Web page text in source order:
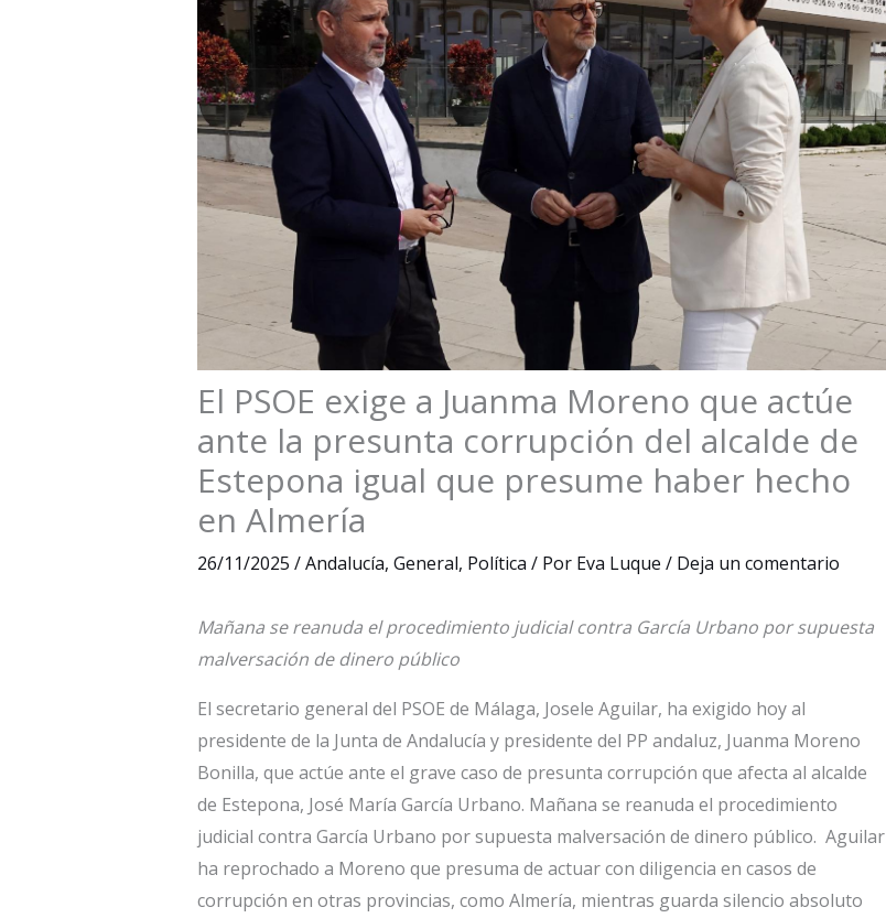
El PSOE exige a Juanma Moreno que actúe
ante la presunta corrupción del alcalde de
Estepona igual que presume haber hecho
en Almería
26/11/2025 /Andalucía, General, Política / Por Eva Luque / Deja un comentario
Mañana se reanuda el procedimiento judicial contra García Urbano por supuesta
malversación de dinero público
El secretario general del PSOE de Málaga, Josele Aguilar, ha exigido hoy al
presidente de la Junta de Andalucía y presidente del PP andaluz, Juanma Moreno
Bonilla, que actúe ante el grave caso de presunta corrupción que afecta al alcalde
de Estepona, José María García Urbano. Mañana se reanuda el procedimiento
judicial contra García Urbano por supuesta malversación de dinero público. Aguilar
ha reprochado a Moreno que presuma de actuar con diligencia en casos de
corrupción en otras provincias, como Almería, mientras guarda silencio absoluto